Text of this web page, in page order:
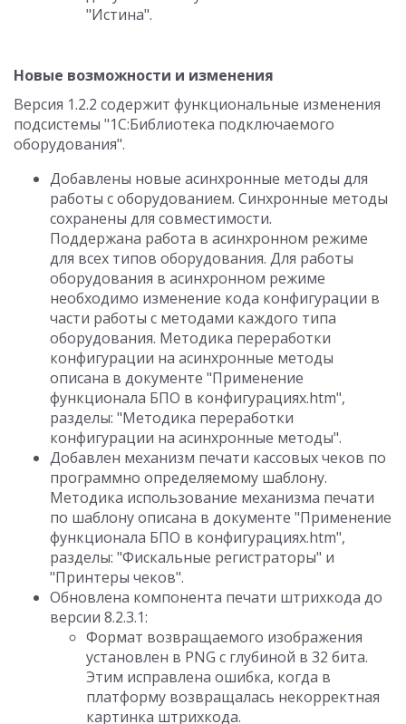
"Истина".
Новые возможности и изменения
Версия 1.2.2 содержит функциональные изменения
подсистемы "1С:Библиотека подключаемого
оборудования".
Добавлены новые асинхронные методы для
работы с оборудованием. Синхронные методы
сохранены для совместимости.
Поддержана работа в асинхронном режиме
для всех типов оборудования. Для работы
оборудования в асинхронном режиме
необходимо изменение кода конфигурации в
части работы с методами каждого типа
оборудования. Методика переработки
конфигурации на асинхронные методы
описана в документе "Применение
функционала БПО в конфигурациях.htm",
разделы: "Методика переработки
конфигурации на асинхронные методы".
Добавлен механизм печати кассовых чеков по
программно определяемому шаблону.
Методика использование механизма печати
по шаблону описана в документе "Применение
функционала БПО в конфигурациях.htm",
разделы: "Фискальные регистраторы" и
"Принтеры чеков".
Обновлена компонента печати штрихкода до
версии 8.2.3.1:
Формат возвращаемого изображения
установлен в PNG с глубиной в 32 бита.
Этим исправлена ошибка, когда в
платформу возвращалась некорректная
картинка штрихкода.